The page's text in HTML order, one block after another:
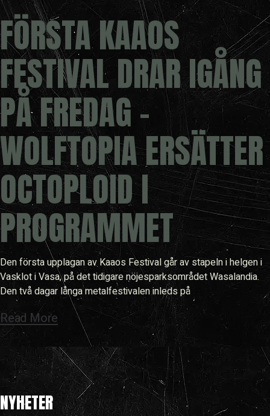
FÖRSTA KAAOS
FESTIVAL DRAR IGÅNG
PÅ FREDAG –
WOLFTOPIA ERSÄTTER
OCTOPLOID I
PROGRAMMET
Den första upplagan av Kaaos Festival går av stapeln i helgen i
Vasklot i Vasa, på det tidigare nöjesparksområdet Wasalandia.
Den två dagar långa metalfestivalen inleds på
Read More
NYHETER